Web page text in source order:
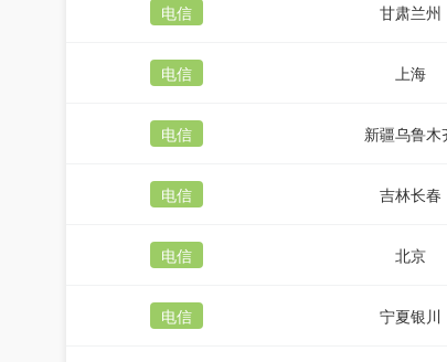
电信 甘肃兰州
电信 上海
电信 新疆乌鲁木
电信 吉林长春
电信 北京
电信 宁夏银川